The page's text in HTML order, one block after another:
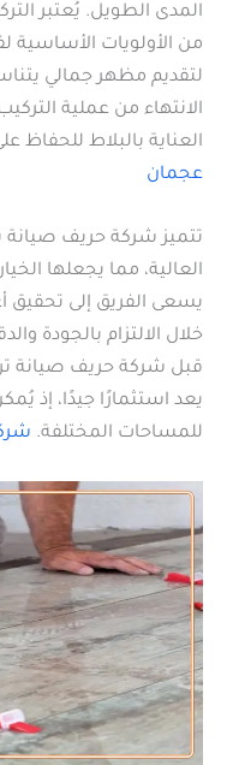
المدى الطويل. يُعتبر
من الأولويات الأساسية
لتقديم مظهر جمالي
الانتهاء من عملية
العناية بالبلاط للحفاظ
عجمان
تتميز شركة حريف صيانة
العالية، مما يجعلها
يسعى الفريق إلى تحقيق
خلال الالتزام بالجودة
قبل شركة حريف صيانة
يعد استثمارًا جيدًا، إذ
للمساحات المختلفة.